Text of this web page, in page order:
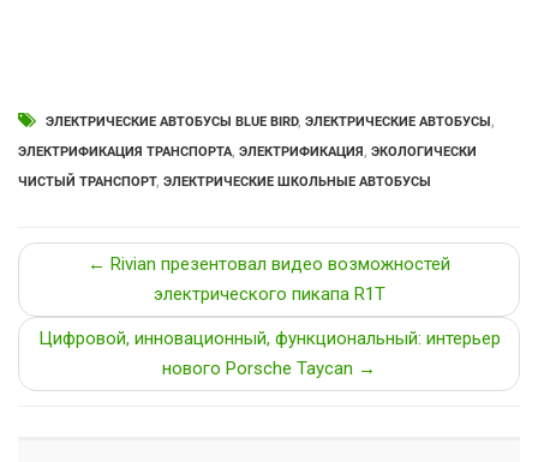
ЭЛЕКТРИЧЕСКИЕ АВТОБУСЫ BLUE BIRD, ЭЛЕКТРИЧЕСКИЕ АВТОБУСЫ,
ЭЛЕКТРИФИКАЦИЯ ТРАНСПОРТА, ЭЛЕКТРИФИКАЦИЯ, ЭКОЛОГИЧЕСКИ
ЧИСТЫЙ ТРАНСПОРТ, ЭЛЕКТРИЧЕСКИЕ ШКОЛЬНЫЕ АВТОБУСЫ
← Rivian презентовал видео возможностей
электрического пикапа R1T
Цифровой, инновационный, функциональный: интерьер
нового Porsche Taycan →